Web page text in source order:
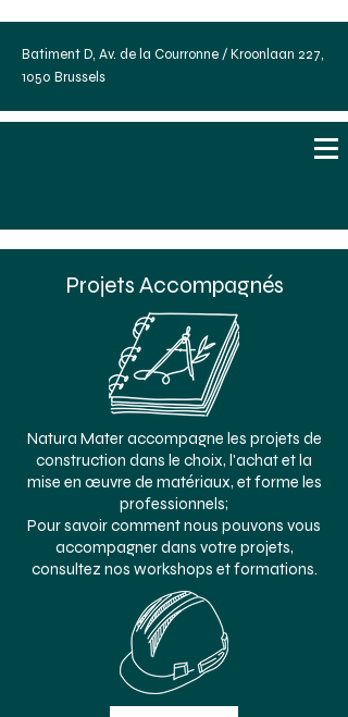
Batiment D, Av. de la Courronne / Kroonlaan 227,
1050 Brussels
Projets Accompagnés
Natura Mater accompagne les projets de
construction dans le choix, l'achat et la
mise en œuvre de matériaux, et forme les
professionnels;
Pour savoir comment nous pouvons vous
accompagner dans votre projets,
consultez nos workshops et formations.